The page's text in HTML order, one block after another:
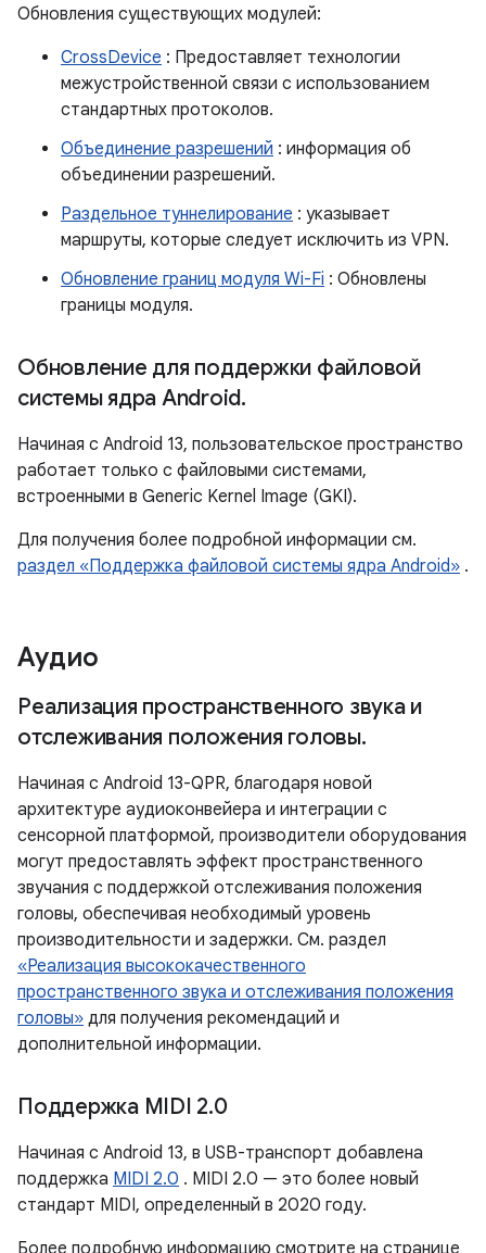
Обновления существующих модулей:
CrossDevice : Предоставляет технологии
межустройственной связи с использованием
стандартных протоколов.
Объединение разрешений : информация об
объединении разрешений.
Раздельное туннелирование : указывает
маршруты, которые следует исключить из VPN.
Обновление границ модуля Wi-Fi : Обновлены
границы модуля.
Обновление для поддержки файловой
системы ядра Android.
Начиная с Android 13, пользовательское пространство
работает только с файловыми системами,
встроенными в Generic Kernel Image (GKI).
Для получения более подробной информации см.
раздел «Поддержка файловой системы ядра Android» .
Аудио
Реализация пространственного звука и
отслеживания положения головы.
Начиная с Android 13-QPR, благодаря новой
архитектуре аудиоконвейера и интеграции с
сенсорной платформой, производители оборудования
могут предоставлять эффект пространственного
звучания с поддержкой отслеживания положения
головы, обеспечивая необходимый уровень
производительности и задержки. См. раздел
«Реализация высококачественного
пространственного звука и отслеживания положения
головы» для получения рекомендаций и
дополнительной информации.
Поддержка MIDI 2.0
Начиная с Android 13, в USB-транспорт добавлена ​​
поддержка MIDI 2.0 . MIDI 2.0 — это более новый
стандарт MIDI, определенный в 2020 году.
Более подробную информацию смотрите на странице